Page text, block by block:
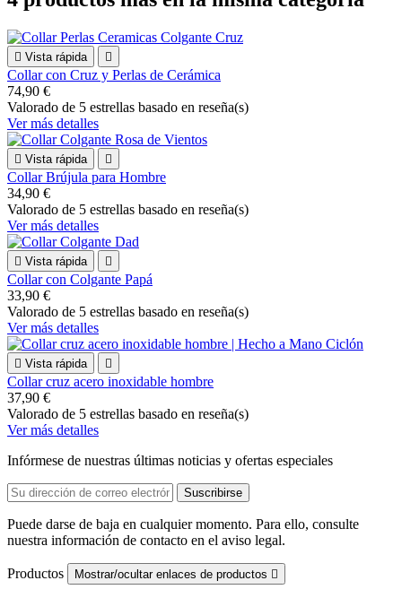
 Vista rápida 
Collar con Cruz y Perlas de Cerámica
74,90 €
Valorado de 5 estrellas basado en reseña(s)
Ver más detalles
 Vista rápida 
Collar Brújula para Hombre
34,90 €
Valorado de 5 estrellas basado en reseña(s)
Ver más detalles
 Vista rápida 
Collar con Colgante Papá
33,90 €
Valorado de 5 estrellas basado en reseña(s)
Ver más detalles
 Vista rápida 
Collar cruz acero inoxidable hombre
37,90 €
Valorado de 5 estrellas basado en reseña(s)
Ver más detalles
Infórmese de nuestras últimas noticias y ofertas especiales
Puede darse de baja en cualquier momento. Para ello, consulte
nuestra información de contacto en el aviso legal.
Productos Mostrar/ocultar enlaces de productos 